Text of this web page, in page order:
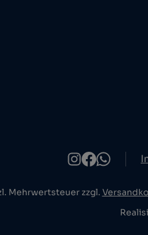
Mehrwertsteuer zzgl.